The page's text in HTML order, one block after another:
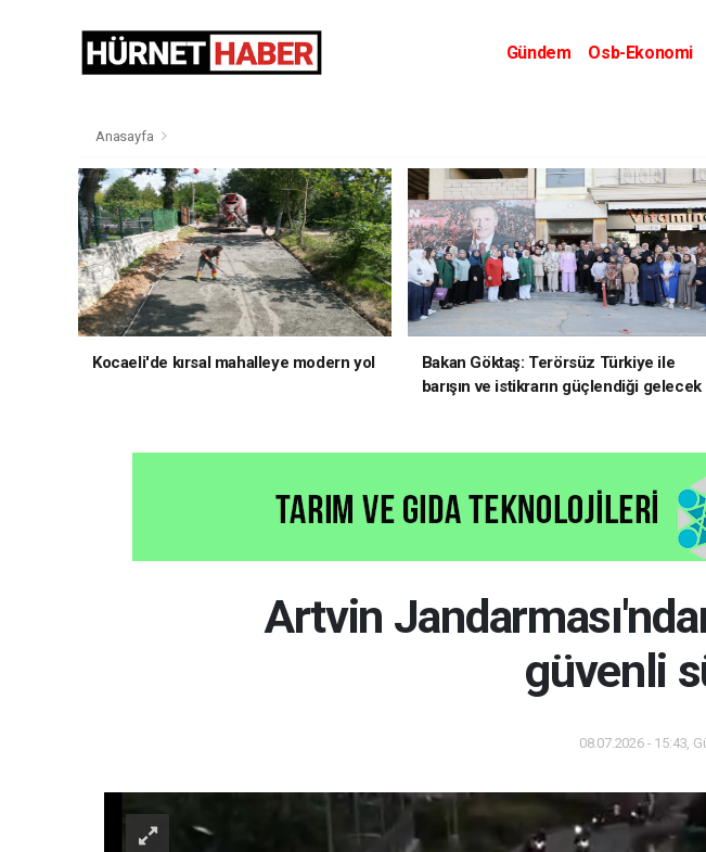
Gündem Osb-Ekonomi
Anasayfa
Kocaeli'de kırsal mahalleye modern yol
Bakan Göktaş: Terörsüz Türkiye ile
barışın ve istikrarın güçlendiği gelecek
Artvin
güvenli
08.07.2026 - 15:43,